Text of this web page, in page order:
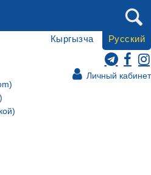
Личный кабинет
Кыргызча Русский